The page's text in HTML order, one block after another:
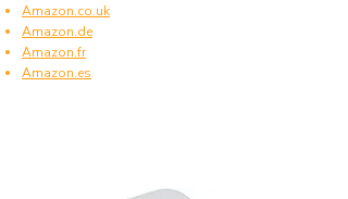
Amazon.co.uk
Amazon.de
Amazon.fr
Amazon.es